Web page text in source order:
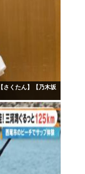
さくたん】【乃木坂